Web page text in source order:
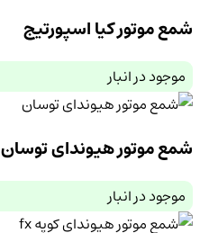
شمع موتور کیا اسپورتیج
موجود در انبار
شمع موتور هیوندای توسان
موجود در انبار